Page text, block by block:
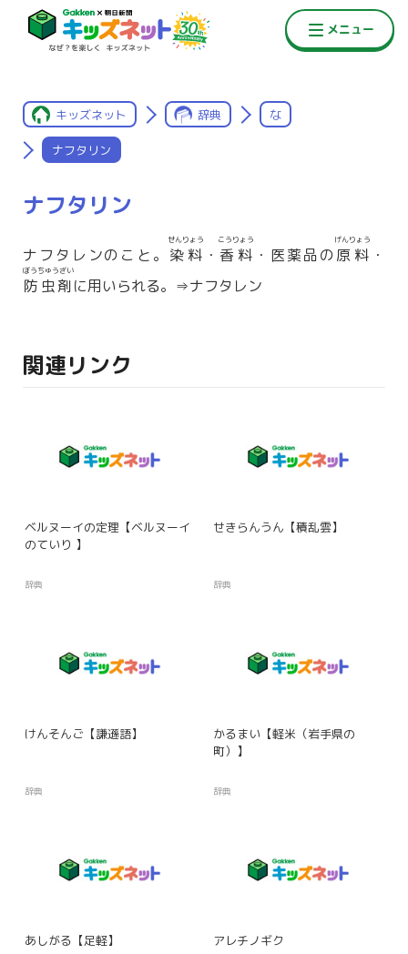
キッズネット 辞典 な
ナフタリン
ナフタリン
ナフタレンのこと。 染料
せんりょう
・ 香料
こうりょう
・医薬品の原料
げんりょう
・
防虫剤
ぼうちゅうざい
に用いられる。⇒ナフタレン
関連リンク
ベルヌーイの定理【ベルヌーイ
のていり 】
辞典
せきらんうん【積乱雲】
辞典
けんそんご【謙遜語】
辞典
かるまい【軽米（岩手県の
町）】
辞典
あしがる【足軽】 アレチノギク